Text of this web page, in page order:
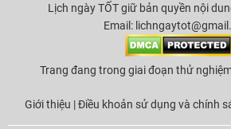
Lịch ngày TỐT giữ bản quyền nội
Email:
Trang đang trong giai đoạn thử
Giới thiệu |Điều khoản sử dụng và chính